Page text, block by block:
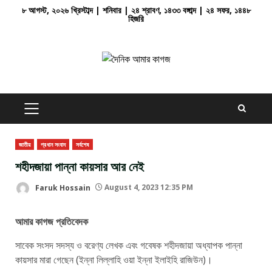
৮ আগস্ট, ২০২৬ খ্রিস্টাব্দ | শনিবার | ২৪ শ্রাবণ, ১৪৩৩ বঙ্গাব্দ | ২৪ সফর, ১৪৪৮
হিজরি
PRIMARY
MENU
জাতীয় প্রধান সংবাদ সর্বশেষ
শহীদজায়া পান্না কায়সার আর নেই
Faruk Hossain August 4, 2023 12:35 PM
আমার কাগজ প্রতিবেদক
সাবেক সংসদ সদস্য ও বরেণ্য লেখক এবং গবেষক শহীদজায়া অধ্যাপক পান্না
কায়সার মারা গেছেন (ইন্না লিল্লাহি ওয়া ইন্না ইলাইহি রাজিউন)।